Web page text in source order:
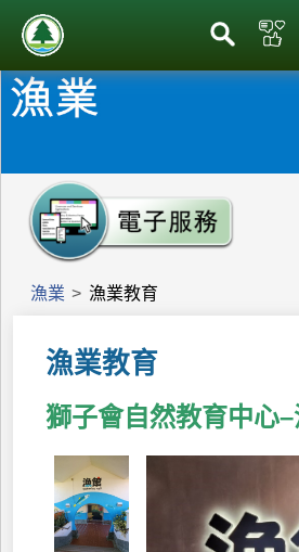
漁業 > 漁業教育
漁業教育
獅子會自然教育中心